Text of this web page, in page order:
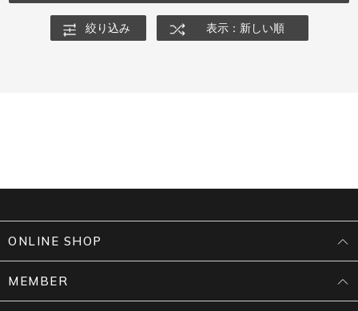
絞り込み 表示：新しい順
ONLINE SHOP
MEMBER